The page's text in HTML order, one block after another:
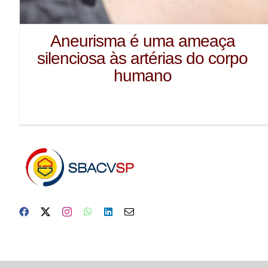
Aneurisma é uma ameaça
silenciosa às artérias do corpo
humano